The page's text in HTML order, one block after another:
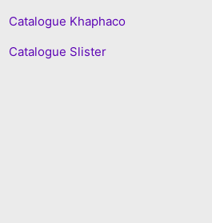
Catalogue Khaphaco
Catalogue Slister